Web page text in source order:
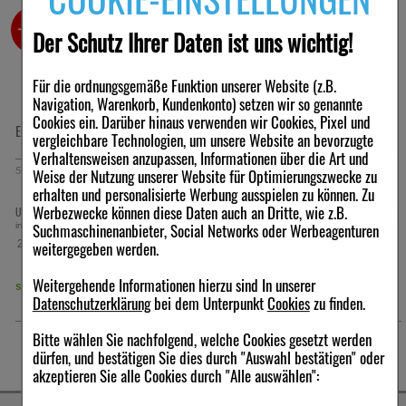
Der Schutz Ihrer Daten ist uns wichtig!
Für die ordnungsgemäße Funktion unserer Website (z.B.
Navigation, Warenkorb, Kundenkonto) setzen wir so genannte
Cookies ein. Darüber hinaus verwenden wir Cookies, Pixel und
vergleichbare Technologien, um unsere Website an bevorzugte
Verhaltensweisen anzupassen, Informationen über die Art und
Weise der Nutzung unserer Website für Optimierungszwecke zu
erhalten und personalisierte Werbung ausspielen zu können. Zu
Werbezwecke können diese Daten auch an Dritte, wie z.B.
Suchmaschinenanbieter, Social Networks oder Werbeagenturen
weitergegeben werden.
Weitergehende Informationen hierzu sind In unserer
Datenschutzerklärungbei dem UnterpunktCookieszu finden.
Bitte wählen Sie nachfolgend, welche Cookies gesetzt werden
dürfen, und bestätigen Sie dies durch "Auswahl bestätigen" oder
akzeptieren Sie alle Cookies durch "Alle auswählen":
EQUISETUM KOMPLEX Nr.23 Dilution
50 ml Dilution
14,91 €
UVP: 19,36 €³
inkl. MwSt zzgl. Versand
298,20 €
-23%
sofort lieferbar
URTICA KOMPLEX Nr.146 Dilution
50 ml Dilution
14,91 €
UVP: 19,36 €³
inkl. MwSt zzgl. Versand
sofort lieferbar